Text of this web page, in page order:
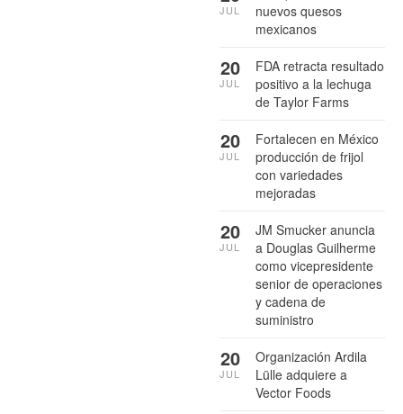
nuevos quesos
mexicanos
JUL
FDA retracta resultado
positivo a la lechuga
de Taylor Farms
20
JUL
Fortalecen en México
producción de frijol
con variedades
mejoradas
20
JUL
JM Smucker anuncia
a Douglas Guilherme
como vicepresidente
senior de operaciones
y cadena de
suministro
20
JUL
Organización Ardila
Lülle adquiere a
Vector Foods
20
JUL